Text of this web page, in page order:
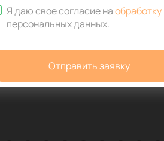
Я даю свое согласие наобработку
персональных данных.
Отправить заявку